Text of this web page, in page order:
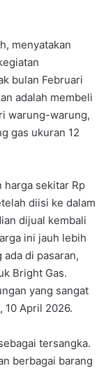
menyatakan
bulan Februari
adalah membeli
warung-warung,
gas ukuran 12
harga sekitar Rp
diisi ke dalam
dijual kembali
ini jauh lebih
di pasaran,
Bright Gas.
yang sangat
10 April 2026.
tersangka.
berbagai barang